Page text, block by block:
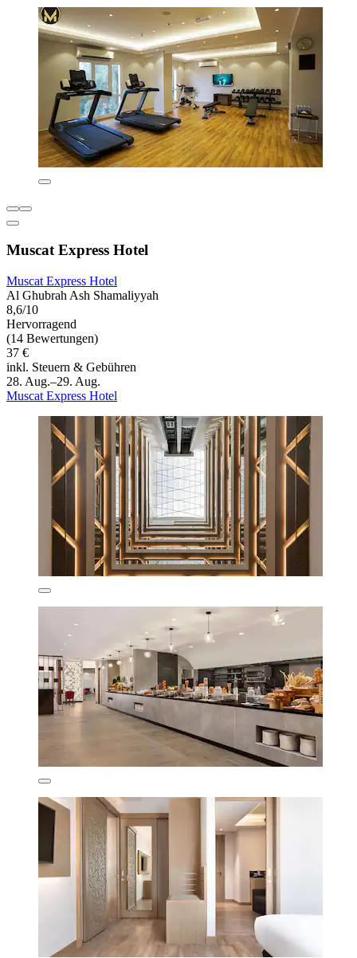
Muscat Express Hotel
Muscat Express Hotel
Al Ghubrah Ash Shamaliyyah
8,6/10
Hervorragend
(14 Bewertungen)
37 €
inkl. Steuern & Gebühren
28. Aug.–29. Aug.
Muscat Express Hotel